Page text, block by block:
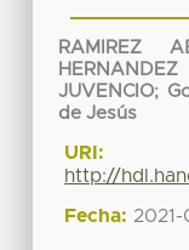
RAMIREZ
JUVENCIO;
de Jesús
URI:
http://
Fecha: